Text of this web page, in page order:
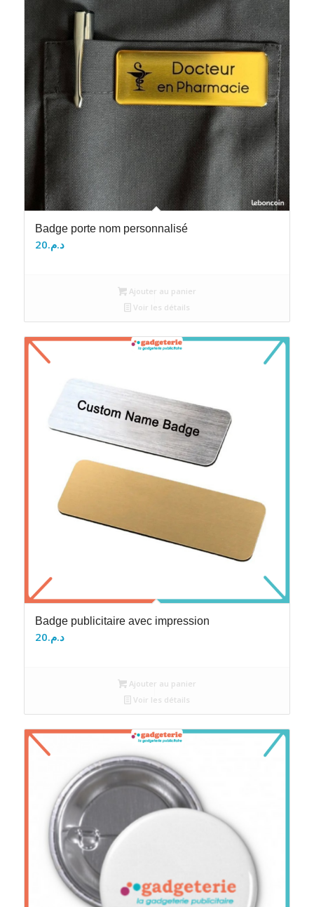
Badge porte nom personnalisé
د.م.20
Ajouter au panier
Voir les détails
Badge publicitaire avec impression
د.م.20
Ajouter au panier
Voir les détails